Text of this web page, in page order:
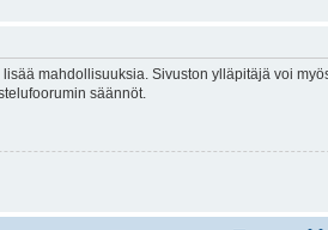
mahdollisuuksia. Sivuston ylläpitäjä voi
säännöt.